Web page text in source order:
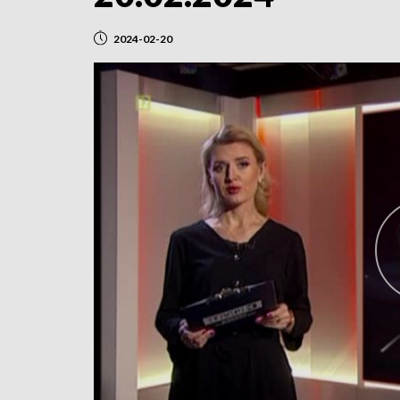
2024-02-20